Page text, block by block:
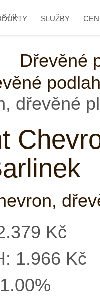
SLUŽBY
Dřevěné
dřevěné
Kč
1.966 Kč